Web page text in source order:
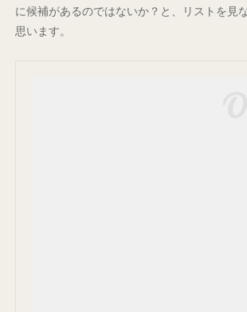
に候補があるのではないか？と、リストを見
思います。